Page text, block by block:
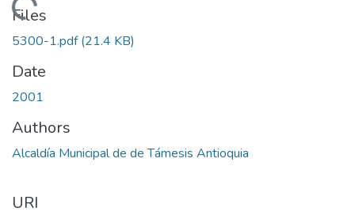
Loading...
Files
5300-1.pdf(21.4 KB)
Date
2001
Authors
Alcaldía Municipal de de Támesis Antioquia
URI